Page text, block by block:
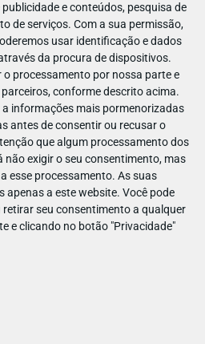
e conteúdos, pesquisa de
de serviços. Com a sua permissão,
usar identificação e dados
da procura de dispositivos.
processamento por nossa parte e
conforme descrito acima.
informações mais pormenorizadas
antes de consentir ou recusar o
que algum processamento dos
não exigir o seu consentimento, mas
esse processamento. As suas
apenas a este website. Você pode
seu consentimento a qualquer
e clicando no botão "Privacidade"
11